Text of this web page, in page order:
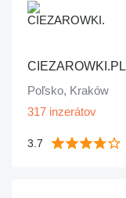
CIEZAROWKI.PL
Poľsko, Kraków
317 inzerátov
3.7